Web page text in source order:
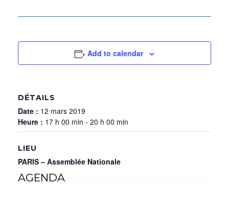
Add to calendar
DÉTAILS
Date : 12 mars 2019
Heure : 17 h 00 min - 20 h 00 min
LIEU
PARIS – Assemblée Nationale
AGENDA